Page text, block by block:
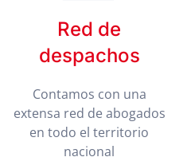
Red de
despachos
Contamos con una
extensa red de abogados
en todo el territorio
nacional